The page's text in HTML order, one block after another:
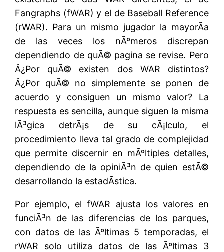
Fangraphs (fWAR) y el de Baseball Reference
(rWAR). Para un mismo jugador la mayorÃ­a
de las veces los nÃºmeros discrepan
dependiendo de quÃ© pagina se revise. Pero
Â¿Por quÃ© existen dos WAR distintos?
Â¿Por quÃ© no simplemente se ponen de
acuerdo y consiguen un mismo valor? La
respuesta es sencilla, aunque siguen la misma
lÃ³gica detrÃ¡s de su cÃ¡lculo, el
procedimiento lleva tal grado de complejidad
que permite discernir en mÃºltiples detalles,
dependiendo de la opiniÃ³n de quien estÃ©
desarrollando la estadÃ­stica.
Por ejemplo, el fWAR ajusta los valores en
funciÃ³n de las diferencias de los parques,
con datos de las Ãºltimas 5 temporadas, el
rWAR solo utiliza datos de las Ãºltimas 3